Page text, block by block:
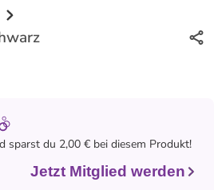
sparst du 2,00 € bei diesem Produkt!
Jetzt Mitglied werden